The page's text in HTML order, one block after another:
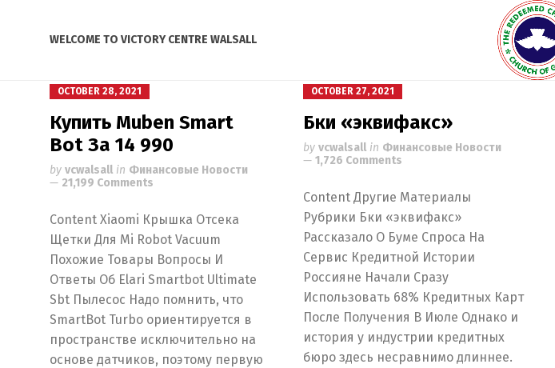
WELCOME TO VICTORY CENTRE WALSALL
OCTOBER 28, 2021
Купить Muben Smart
Bot За 14 990
by vcwalsall in Финансовые Новости
21,199 Comments
Content Xiaomi Крышка Отсека
Щетки Для Mi Robot Vacuum
Похожие Товары Вопросы И
Ответы Об Elari Smartbot Ultimate
Sbt Пылесос Надо помнить, что
SmartBot Turbo ориентируется в
пространстве исключительно на
основе датчиков, поэтому первую
OCTOBER 27, 2021
Бки «эквифакс»
by vcwalsall in Финансовые Новости
1,726 Comments
Content Другие Материалы
Рубрики Бки «эквифакс»
Рассказало О Буме Спроса На
Сервис Кредитной Истории
Россияне Начали Сразу
Использовать 68% Кредитных Карт
После Получения В Июле Однако и
история у индустрии кредитных
бюро здесь несравнимо длиннее.